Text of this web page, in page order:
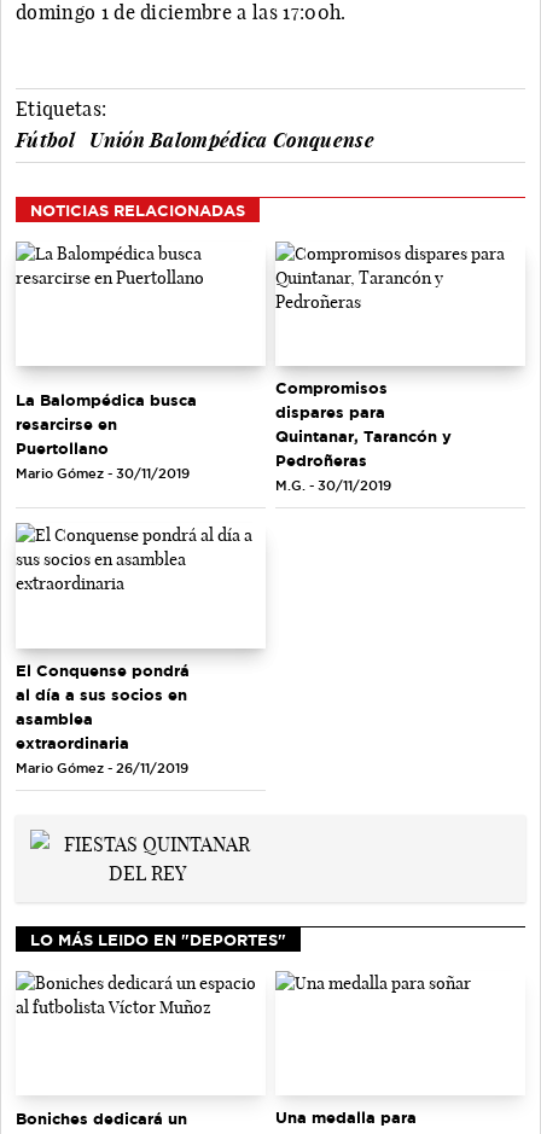
domingo 1 de diciembre a las 17:00h.
Etiquetas:
Fútbol
Unión Balompédica Conquense
NOTICIAS RELACIONADAS
La Balompédica busca
resarcirse en
Puertollano
Mario Gómez - 30/11/2019
Compromisos
dispares para
Quintanar, Tarancón y
Pedroñeras
M.G. - 30/11/2019
El Conquense pondrá
al día a sus socios en
asamblea
extraordinaria
Mario Gómez - 26/11/2019
LO MÁS LEIDO EN "DEPORTES"
Boniches dedicará un
Una medalla para